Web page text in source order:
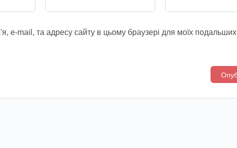
e-mail, та адресу сайту в цьому браузері для моїх подальших